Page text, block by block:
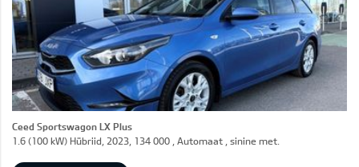
Ceed Sportswagon LX Plus
1.6 (100 kW) Hübriid, 2023, 134 000 , Automaat , sinine met.